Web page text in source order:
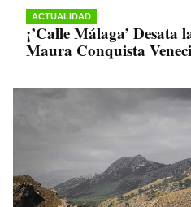
ACTUALIDAD
¡’Calle Málaga’
Maura Conquista